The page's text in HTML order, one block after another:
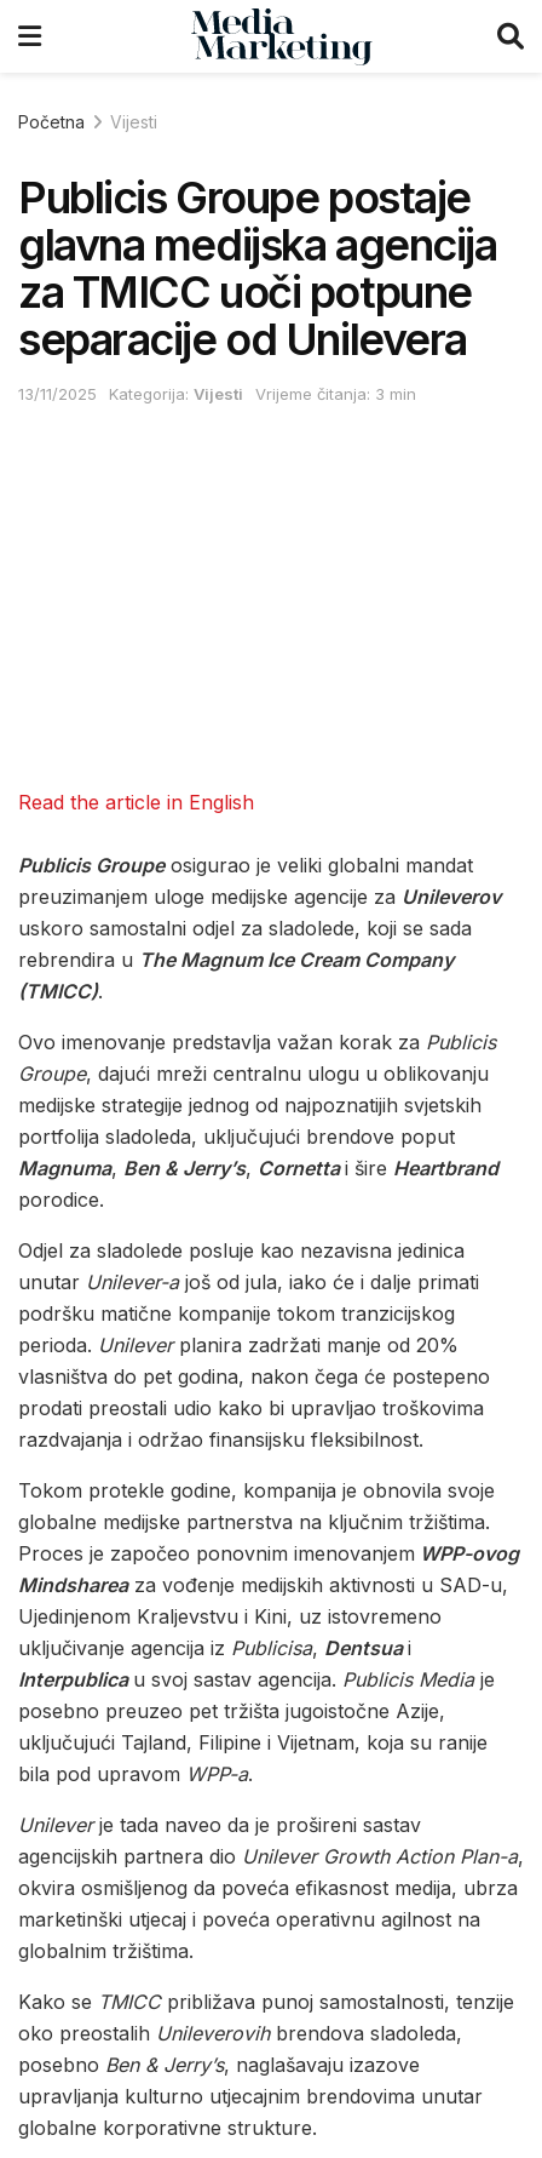
Početna Vijesti
Publicis Groupe postaje
glavna medijska agencija
za TMICC uoči potpune
separacije od Unilevera
13/11/2025 Kategorija: Vijesti Vrijeme čitanja: 3 min
Read the article in English
Publicis Groupeosigurao je veliki globalni mandat
preuzimanjem uloge medijske agencije za Unileverov
uskoro samostalni odjel za sladolede, koji se sada
rebrendira u The Magnum Ice Cream Company
(TMICC).
Ovo imenovanje predstavlja važan korak za Publicis
Groupe, dajući mreži centralnu ulogu u oblikovanju
medijske strategije jednog od najpoznatijih svjetskih
portfolija sladoleda, uključujući brendove poput
Magnuma, Ben & Jerry’s, Cornettai šire Heartbrand
porodice.
Odjel za sladolede posluje kao nezavisna jedinica
unutar Unilever-ajoš od jula, iako će i dalje primati
podršku matične kompanije tokom tranzicijskog
perioda. Unilever planira zadržati manje od 20%
vlasništva do pet godina, nakon čega će postepeno
prodati preostali udio kako bi upravljao troškovima
razdvajanja i održao finansijsku fleksibilnost.
Tokom protekle godine, kompanija je obnovila svoje
globalne medijske partnerstva na ključnim tržištima.
Proces je započeo ponovnim imenovanjem WPP-ovog
Mindshareaza vođenje medijskih aktivnosti u SAD-u,
Ujedinjenom Kraljevstvu i Kini, uz istovremeno
uključivanje agencija iz Publicisa, Dentsuai
Interpublica u svoj sastav agencija. Publicis Mediaje
posebno preuzeo pet tržišta jugoistočne Azije,
uključujući Tajland, Filipine i Vijetnam, koja su ranije
bila pod upravom WPP-a.
Unileverje tada naveo da je prošireni sastav
agencijskih partnera dio Unilever Growth Action Plan-a,
okvira osmišljenog da poveća efikasnost medija, ubrza
marketinški utjecaj i poveća operativnu agilnost na
globalnim tržištima.
Kako se TMICC približava punoj samostalnosti, tenzije
oko preostalih Unileverovih brendova sladoleda,
posebno Ben & Jerry’s, naglašavaju izazove
upravljanja kulturno utjecajnim brendovima unutar
globalne korporativne strukture.